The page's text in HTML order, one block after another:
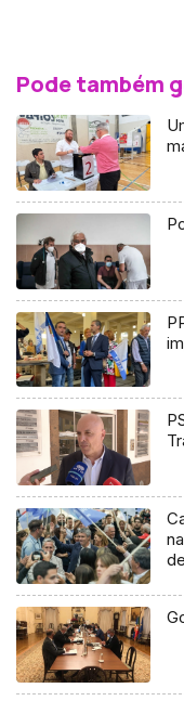
Pode também